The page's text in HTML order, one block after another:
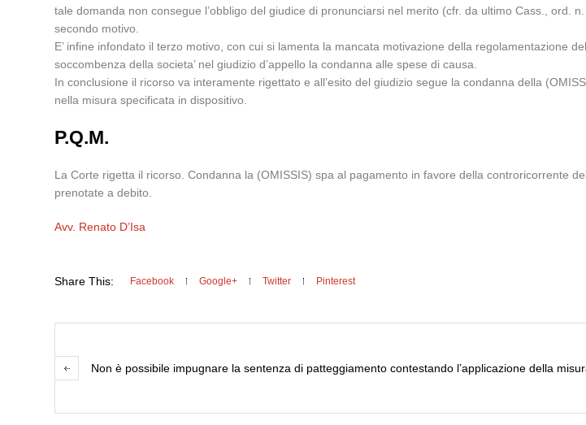
tale domanda non consegue l’obbligo del giudice di pronunciarsi nel merito (cfr. da ultimo Cass., ord.
secondo motivo.
E’ infine infondato il terzo motivo, con cui si lamenta la mancata motivazione della regolamentazione
soccombenza della societa’ nel giudizio d’appello la condanna alle spese di causa.
In conclusione il ricorso va interamente rigettato e all’esito del giudizio segue la condanna della
nella misura specificata in dispositivo.
P.Q.M.
La Corte rigetta il ricorso. Condanna la (OMISSIS) spa al pagamento in favore della controricorrente
prenotate a debito.
Avv. Renato D’Isa
Share This: Facebook Google+ Twitter Pinterest
Non è possibile impugnare la sentenza di patteggiamento contestando l’applicazione della